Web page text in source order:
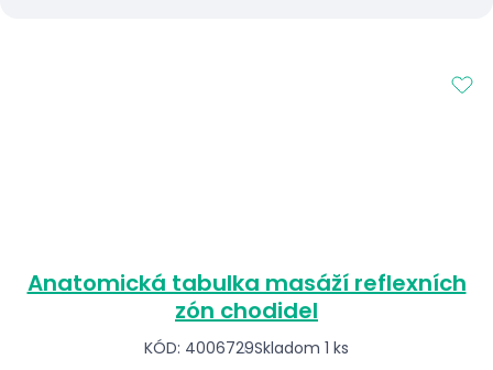
Anatomická tabulka masáží reflexních
zón chodidel
KÓD: 4006729Skladom 1 ks